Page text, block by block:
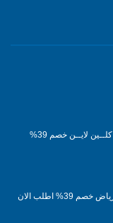
شركة تنظيف بالرياض 0556501701 كلــين لايــن خصم 39%
افضل شركة كشف تسربات المياه بالرياض خصم 39% اطلب الان